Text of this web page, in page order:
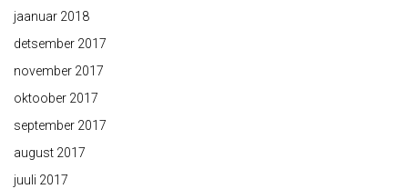
jaanuar 2018
detsember 2017
november 2017
oktoober 2017
september 2017
august 2017
juuli 2017